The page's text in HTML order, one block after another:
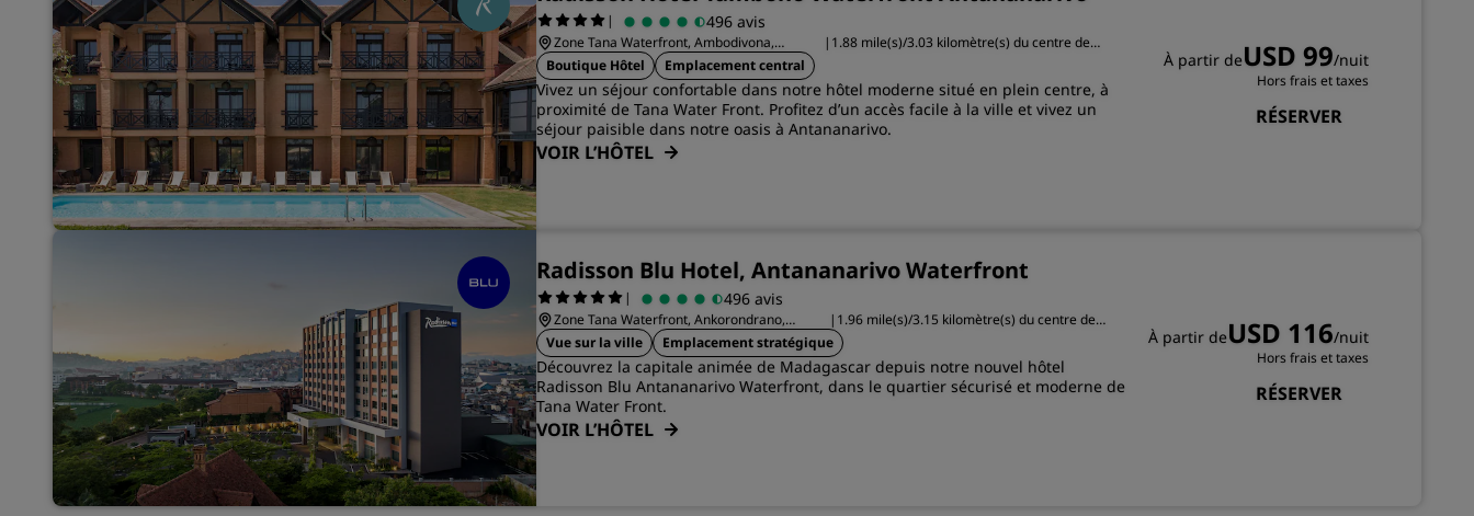
| 496 avis
Zone Tana Waterfront, Ambodivona,
Tananarive 101
| 1.88 mile(s)/3.03 kilomètre(s) du centre de
Boutique Hôtel Emplacement central
Vivez un séjour confortable dans notre hôtel moderne situé en plein centre, à
proximité de Tana Water Front. Profitez d’un accès facile à la ville et vivez un
séjour paisible dans notre oasis à Antananarivo.
VOIR L’HÔTEL
À partir deUSD 99/nuit
Hors frais et taxes
RÉSERVER
Radisson Blu Hotel, Antananarivo Waterfront
| 496 avis
Zone Tana Waterfront, Ankorondrano,
Tananarive 101
| 1.96 mile(s)/3.15 kilomètre(s) du centre de
Antananarivo
Vue sur la ville Emplacement stratégique
Découvrez la capitale animée de Madagascar depuis notre nouvel hôtel
Radisson Blu Antananarivo Waterfront, dans le quartier sécurisé et moderne de
Tana Water Front.
VOIR L’HÔTEL
À partir deUSD 116/nuit
Hors frais et taxes
RÉSERVER